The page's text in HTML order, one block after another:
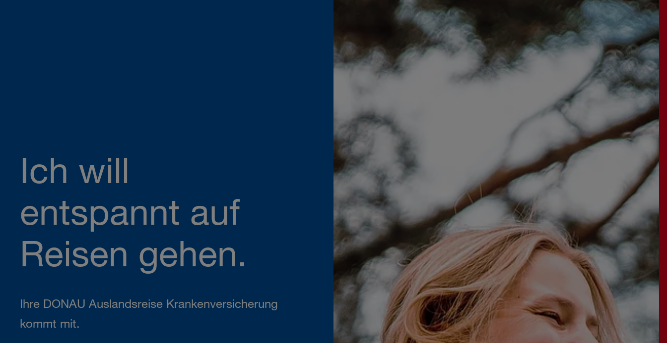
Ich will
entspannt auf
Reisen gehen.
Ihre DONAU Auslandsreise Krankenversicherung
kommt mit.